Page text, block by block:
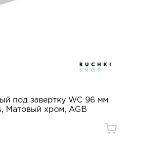
под завертку WC 96 мм
Матовый хром, AGB